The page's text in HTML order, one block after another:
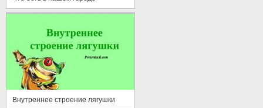
Внутреннее строение лягушки